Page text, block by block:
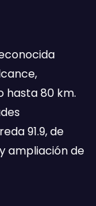
hasta 80 km.
91.9, de
ampliación de